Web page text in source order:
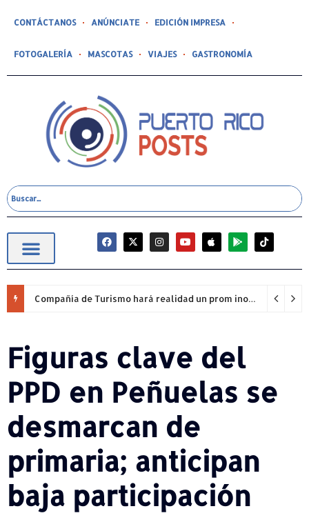
CONTÁCTANOS ANÚNCIATE EDICIÓN IMPRESA
FOTOGALERÍA MASCOTAS VIAJES GASTRONOMÍA
Compañía de Turismo hará realidad un prom inolvidable junto a Jowell para estudiantes de la Escuela Gabriela Mistral
Figuras clave del
PPD en Peñuelas se
desmarcan de
primaria; anticipan
baja participación